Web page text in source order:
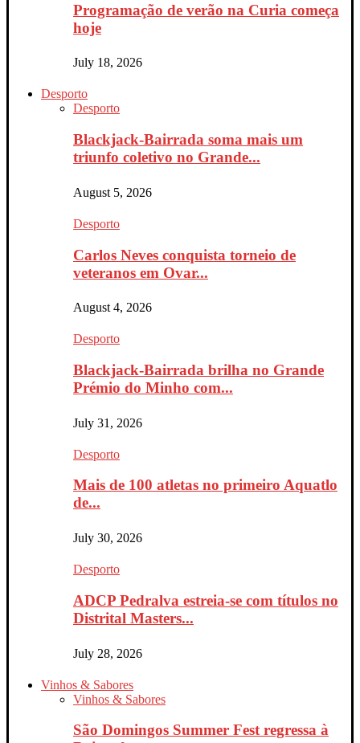
Programação de verão na Curia começa
hoje
July 18, 2026
Desporto
Desporto
Blackjack-Bairrada soma mais um
triunfo coletivo no Grande...
August 5, 2026
Desporto
Carlos Neves conquista torneio de
veteranos em Ovar...
August 4, 2026
Desporto
Blackjack-Bairrada brilha no Grande
Prémio do Minho com...
July 31, 2026
Desporto
Mais de 100 atletas no primeiro Aquatlo
de...
July 30, 2026
Desporto
ADCP Pedralva estreia-se com títulos no
Distrital Masters...
July 28, 2026
Vinhos & Sabores
Vinhos & Sabores
São Domingos Summer Fest regressa à